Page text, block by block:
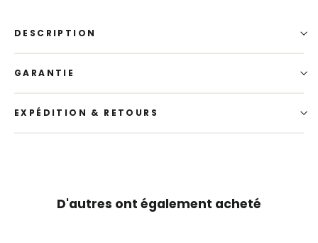
DESCRIPTION
GARANTIE
EXPÉDITION & RETOURS
D'autres ont également acheté